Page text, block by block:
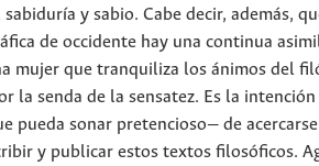
y sabio. Cabe decir, además,
de occidente hay una continua
mujer que tranquiliza los ánimos del
la senda de la sensatez. Es la intención
pueda sonar pretencioso— de
y publicar estos textos filosóficos.